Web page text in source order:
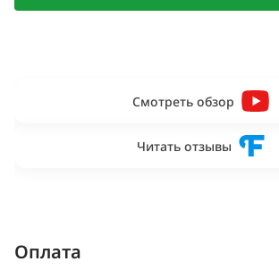
Смотреть обзор
Читать отзывы
Оплата